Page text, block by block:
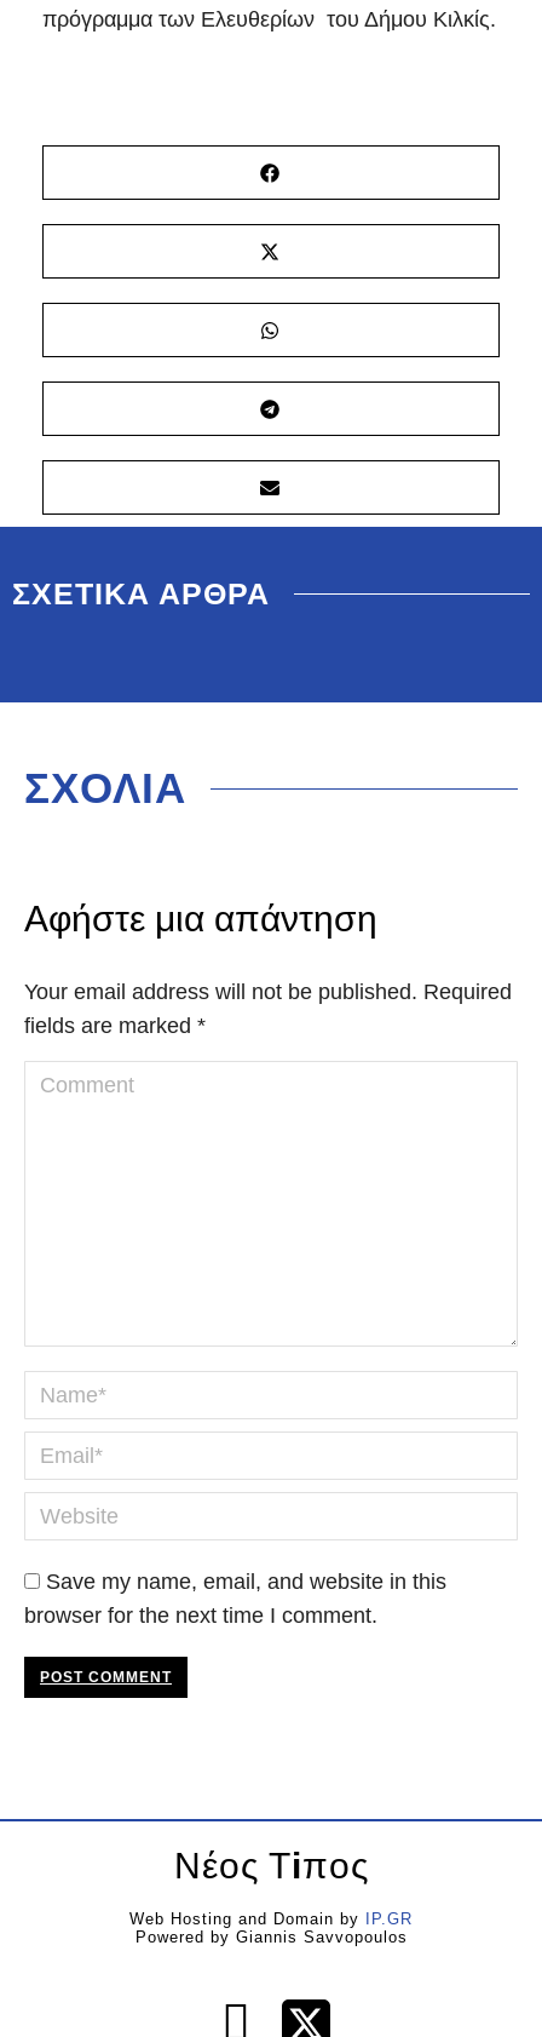
πρόγραμμα των Ελευθερίων του Δήμου Κιλκίς.
ΣΧΕΤΙΚΑ ΑΡΘΡΑ
ΣΧΟΛΙΑ
Αφήστε μια απάντηση
Your email address will not be published. Required
fields are marked *
Comment
Name *
Email *
Website
Save my name, email, and website in this
browser for the next time I comment.
POST COMMENT
Νέος Τiπος
Web Hosting and Domain by
IP.GR
Powered by Giannis Savvopoulos